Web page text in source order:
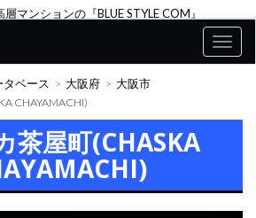
マンションの『BLUE STYLE COM』
タベース 大阪府
大阪市
CHAYAMACHI)
茶屋町(CHASKA